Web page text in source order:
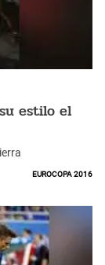
estilo el
Eurocopa 2016